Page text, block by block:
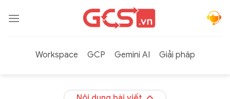
qua
Workspace
GCP Gemini AI Giải pháp